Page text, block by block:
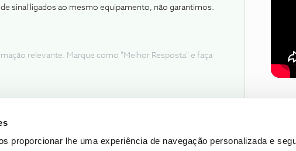
proporcionar lhe uma experiência de navegação personalizada e
sinal ligados ao mesmo equipamento, não garantimos.
relevante. Marque como "Melhor Resposta" e faça